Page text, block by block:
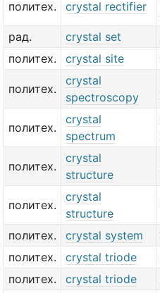
политех. crystal rectifier
рад.
crystal set
политех.
crystal site
политех.
crystal
spectroscopy
политех.
crystal
spectrum
политех.
crystal
structure
политех.
crystal
structure
политех. crystal system
политех.
crystal triode
политех.
crystal triode